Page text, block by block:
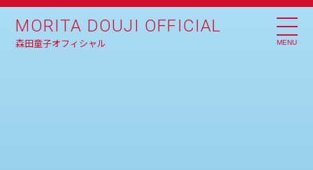
Skip
content
MORITA DOUJI OFFICIAL
森田童子オフィシャル MENU